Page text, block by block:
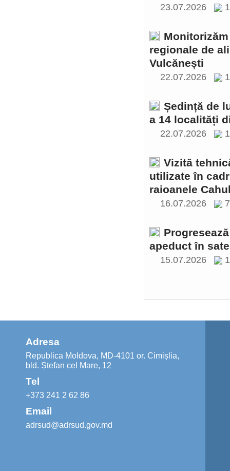
23.07.2026
regionale de
Vulcănești
22.07.2026
Ședință de
a 14 localități
22.07.2026
Vizită
utilizate în
raioanele
16.07.2026
apeduct în
15.07.2026
Adresa
Republica Moldova, MD-4101 or. Cimișlia,
bld. Ștefan cel Mare, 12
Tel
+373 241 2 62 86
Email
adrsud@adrsud.gov.md